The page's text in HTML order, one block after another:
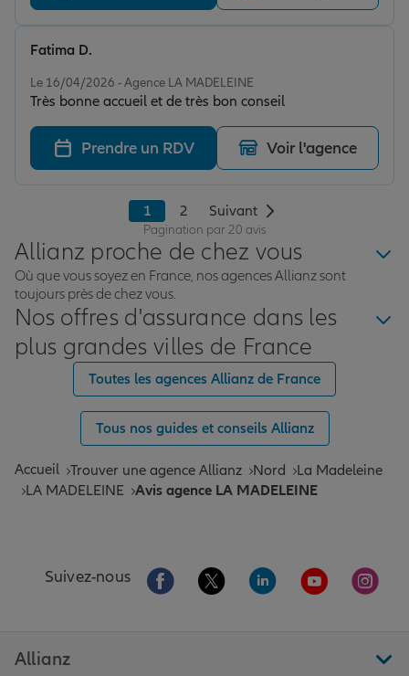
Le 16/04/2026 - Agence LA MADELEINE
Très bonne accueil et de très bon conseil
Fatima D.
Prendre un RDV Voir l'agence
1 2 Suivant
Pagination par 20 avis
Allianz proche de chez vous
Où que vous soyez en France, nos agences Allianz sont
toujours près de chez vous.
Nos offres d'assurance dans les
plus grandes villes de France
Toutes les agences Allianz de France
Tous nos guides et conseils Allianz
Accueil Trouver une agence Allianz Nord
La Madeleine
LA MADELEINE
Avis agence LA MADELEINE
Suivez-nous Aller sur la page Facebook de Allianz
Aller sur la page Twitter de
Aller sur la page
Aller sur la
Aller
Allianz